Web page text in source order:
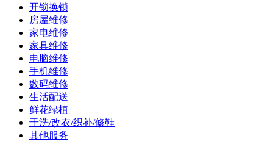
开锁换锁
房屋维修
家电维修
家具维修
电脑维修
手机维修
数码维修
生活配送
鲜花绿植
干洗/改衣/织补/修鞋
其他服务